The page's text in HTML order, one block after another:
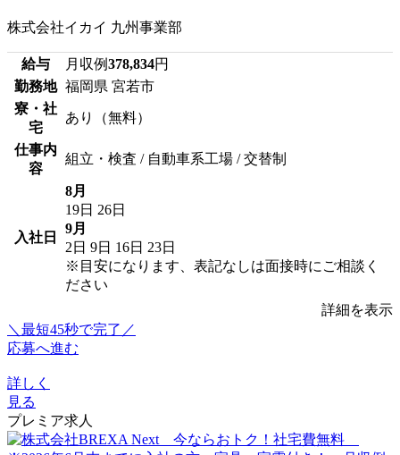
株式会社イカイ 九州事業部
給与 月収例378,834円
勤務地 福岡県 宮若市
寮・社
宅
あり（無料）
仕事内
容
組立・検査 / 自動車系工場 / 交替制
入社日
8月
19日 26日
9月
2日 9日 16日 23日
※目安になります、表記なしは面接時にご相談く
ださい
詳細を表示
＼最短45秒で完了／
応募へ進む
詳しく
見る
プレミア求人